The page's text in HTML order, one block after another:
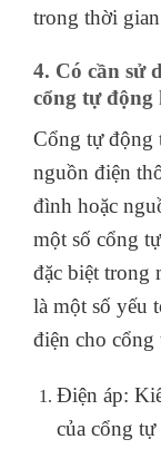
trong thời
4. Có cần sử
cổng tự động
Cổng tự động
nguồn điện
đình hoặc
một số cổng
đặc biệt trong
là một số yếu
điện cho cổng
Điện áp:
của cổng